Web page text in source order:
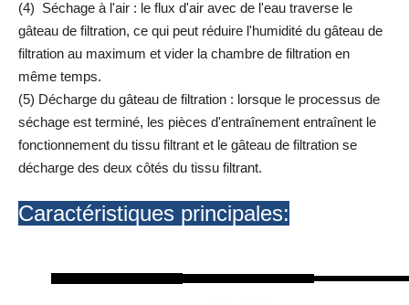
(4) Séchage à l'air : le flux d'air avec de l'eau traverse le
gâteau de filtration, ce qui peut réduire l'humidité du gâteau de
filtration au maximum et vider la chambre de filtration en
même temps.
(5) Décharge du gâteau de filtration : lorsque le processus de
séchage est terminé, les pièces d'entraînement entraînent le
fonctionnement du tissu filtrant et le gâteau de filtration se
décharge des deux côtés du tissu filtrant.
Caractéristiques principales: